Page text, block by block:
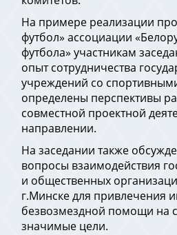
На примере реализации
футбол» ассоциации
футбола» участникам
опыт сотрудничества
учреждений со
определены перспективы
совместной проектной
направлении.
На заседании также
вопросы взаимодействия
и общественных
г.Минске для привлечения
безвозмездной помощи на
значимые цели.